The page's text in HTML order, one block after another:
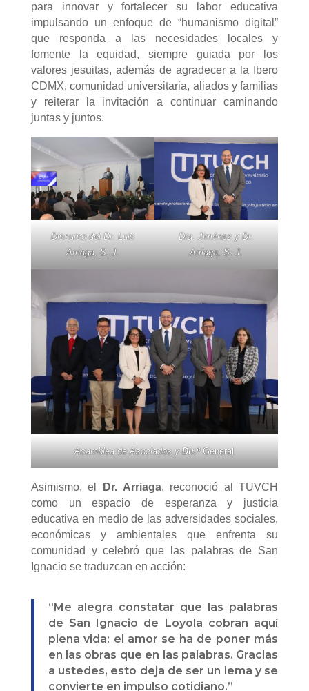
para innovar y fortalecer su labor educativa
impulsando un enfoque de “humanismo digital”
que responda a las necesidades locales y
fomente la equidad, siempre guiada por los
valores jesuitas, además de agradecer a la Ibero
CDMX, comunidad universitaria, aliados y familias
y reiterar la invitación a continuar caminando
juntas y juntos.
Discurso del Dr. Luis
Arriaga, S. J.
Dra. Jiménez y Dr.
Arriaga, S. J.
Asamblea de Asociados yDir.ªGeneral
Asimismo, el Dr. Arriaga, reconoció al TUVCH
como un espacio de esperanza y justicia
educativa en medio de las adversidades sociales,
económicas y ambientales que enfrenta su
comunidad y celebró que las palabras de San
Ignacio se traduzcan en acción:
“Me alegra constatar que las palabras
de San Ignacio de Loyola cobran aquí
plena vida: el amor se ha de poner más
en las obras que en las palabras. Gracias
a ustedes, esto deja de ser un lema y se
convierte en impulso cotidiano.”